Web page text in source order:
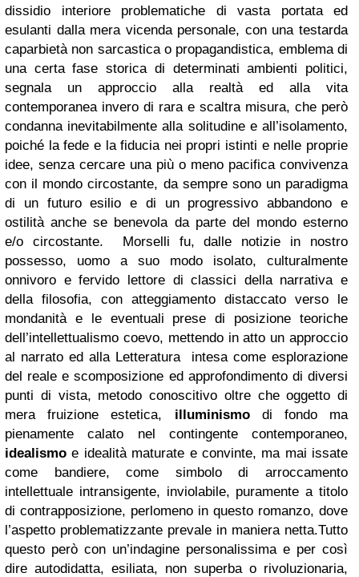
dissidio interiore problematiche di vasta portata ed
esulanti dalla mera vicenda personale, con una testarda
caparbietà non sarcastica o propagandistica, emblema di
una certa fase storica di determinati ambienti politici,
segnala un approccio alla realtà ed alla vita
contemporanea invero di rara e scaltra misura, che però
condanna inevitabilmente alla solitudine e all’isolamento,
poiché la fede e la fiducia nei propri istinti e nelle proprie
idee, senza cercare una più o meno pacifica convivenza
con il mondo circostante, da sempre sono un paradigma
di un futuro esilio e di un progressivo abbandono e
ostilità anche se benevola da parte del mondo esterno
e/o circostante. Morselli fu, dalle notizie in nostro
possesso, uomo a suo modo isolato, culturalmente
onnivoro e fervido lettore di classici della narrativa e
della filosofia, con atteggiamento distaccato verso le
mondanità e le eventuali prese di posizione teoriche
dell’intellettualismo coevo, mettendo in atto un approccio
al narrato ed alla Letteratura intesa come esplorazione
del reale e scomposizione ed approfondimento di diversi
punti di vista, metodo conoscitivo oltre che oggetto di
mera fruizione estetica, illuminismodi fondo ma
pienamente calato nel contingente contemporaneo,
idealismo e idealità maturate e convinte, ma mai issate
come bandiere, come simbolo di arroccamento
intellettuale intransigente, inviolabile, puramente a titolo
di contrapposizione, perlomeno in questo romanzo, dove
l’aspetto problematizzante prevale in maniera netta.Tutto
questo però con un’indagine personalissima e per così
dire autodidatta, esiliata, non superba o rivoluzionaria,